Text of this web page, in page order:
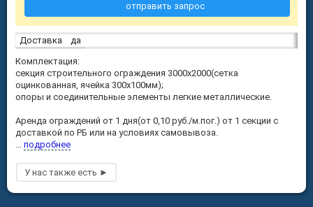
Доставка
да
Комплектация:
секция строительного ограждения 3000х2000(сетка
оцинкованная, ячейка 300х100мм);
опоры и соединительные элементы легкие металлические.
Аренда ограждений от 1 дня(от 0,10 руб./м.пог.) от 1 секции с
доставкой по РБ или на условиях самовывоза.
подробнее
отправить запрос